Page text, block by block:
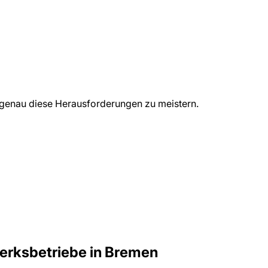
diese Herausforderungen zu meistern.
in Bremen